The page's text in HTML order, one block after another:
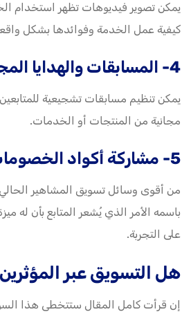
يمكن تصوير فيديوهات تظهر استخدام
كيفية عمل الخدمة وفوائدها بشكل
4- المسابقات والهدايا المجانية:
يمكن تنظيم مسابقات تشجيعية
مجانية من المنتجات أو الخدمات.
5- مشاركة أكواد الخصومات:
من أقوى وسائل تسويق المشاهير
باسمه الأمر الذي يُشعر المتابع بأن له
على التجربة.
هل التسويق عبر
إن قرأت كامل المقال ستتخطى هذا